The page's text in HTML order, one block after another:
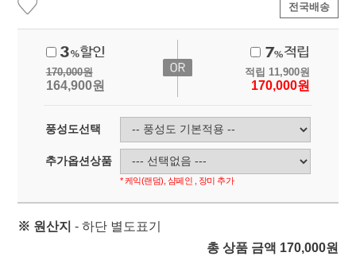
전국배송
170,000원
164,900원
적립 11,900원
170,000원
풍성도선택
추가옵션상품
* 케익(랜덤), 샴페인 , 장미 추가
※ 원산지 - 하단 별도표기
총 상품 금액 170,000원